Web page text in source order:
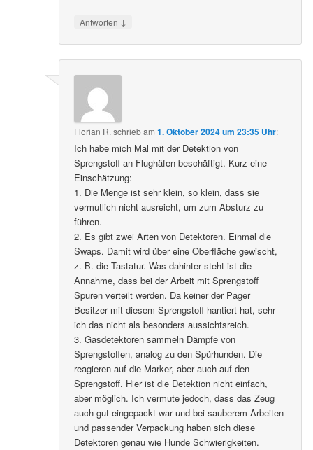
Antworten ↓
Florian R. schriebam1. Oktober 2024 um 23:35 Uhr:
Ich habe mich Mal mit der Detektion von
Sprengstoff an Flughäfen beschäftigt. Kurz eine
Einschätzung:
1. Die Menge ist sehr klein, so klein, dass sie
vermutlich nicht ausreicht, um zum Absturz zu
führen.
2. Es gibt zwei Arten von Detektoren. Einmal die
Swaps. Damit wird über eine Oberfläche gewischt,
z. B. die Tastatur. Was dahinter steht ist die
Annahme, dass bei der Arbeit mit Sprengstoff
Spuren verteilt werden. Da keiner der Pager
Besitzer mit diesem Sprengstoff hantiert hat, sehr
ich das nicht als besonders aussichtsreich.
3. Gasdetektoren sammeln Dämpfe von
Sprengstoffen, analog zu den Spürhunden. Die
reagieren auf die Marker, aber auch auf den
Sprengstoff. Hier ist die Detektion nicht einfach,
aber möglich. Ich vermute jedoch, dass das Zeug
auch gut eingepackt war und bei sauberem Arbeiten
und passender Verpackung haben sich diese
Detektoren genau wie Hunde Schwierigkeiten.